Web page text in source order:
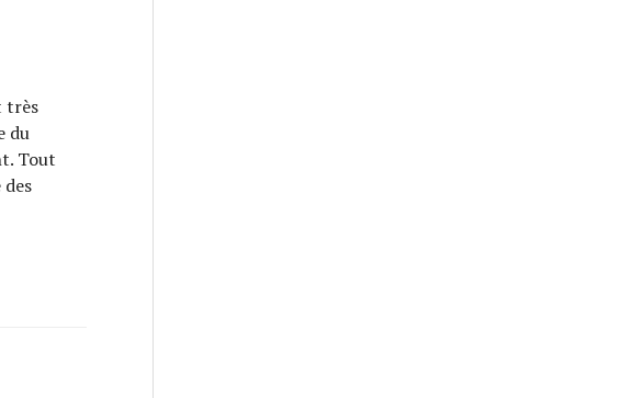
très
du
Tout
: « Suspiria » de Luca Guadagnino